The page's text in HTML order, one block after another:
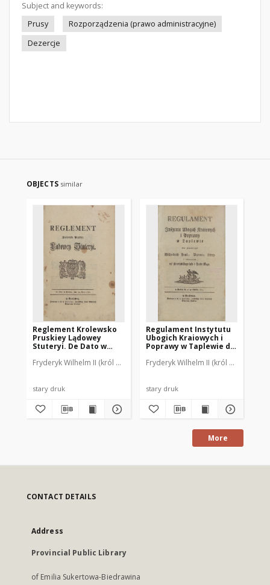
Subject and keywords:
Prusy
Rozporządzenia (prawo administracyjne)
Dezercje
OBJECTS similar
Reglement Krolewsko
Pruskiey Lądowey
Stuteryi. De Dato w
1787
Fryderyk Wilhelm II (król Prus ; 1744-1797) Hartung, Gottlieb Lebrecht
stary druk
Regulament Instytutu
Ubogich Kraiowych i
Poprawy w Taplewie dla
Prus, Warmii, Litwy i
Prabutskiego. W
Oktobra 1793
Fryderyk Wilhelm II (król Prus ;
stary druk
More
CONTACT DETAILS
Address
Provincial Public Library
of Emilia Sukertowa-Biedrawina